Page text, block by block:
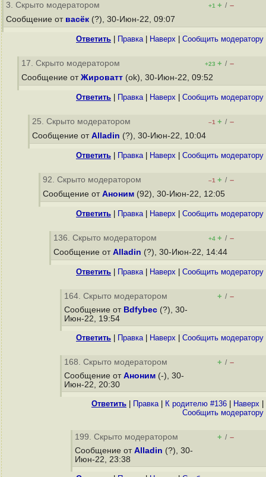
3. Скрыто модератором +1 + / –
Сообщение от васёк (?), 30-Июн-22, 09:07
Ответить Правка| Наверх Cообщить модератору
17. Скрыто модератором +23 + / –
Сообщение от Жироватт (ok), 30-Июн-22, 09:52
Ответить Правка| Наверх Cообщить модератору
25. Скрыто модератором –1 + / –
Сообщение от Alladin (?), 30-Июн-22, 10:04
Ответить Правка| Наверх Cообщить модератору
92. Скрыто модератором –1 + / –
Сообщение от Аноним (92), 30-Июн-22, 12:05
Ответить Правка| Наверх Cообщить модератору
136. Скрыто модератором +4 + / –
Сообщение от Alladin (?), 30-Июн-22, 14:44
Ответить Правка| Наверх Cообщить модератору
164. Скрыто модератором + / –
Сообщение от Bdfybec (?), 30-
Июн-22, 19:54
Ответить Правка| Наверх Cообщить модератору
168. Скрыто модератором + / –
Сообщение от Аноним (-), 30-
Июн-22, 20:30
Ответить Правка| К родителю #136 Наверх
Cообщить модератору
199. Скрыто модератором + / –
Сообщение от Alladin (?), 30-
Июн-22, 23:38